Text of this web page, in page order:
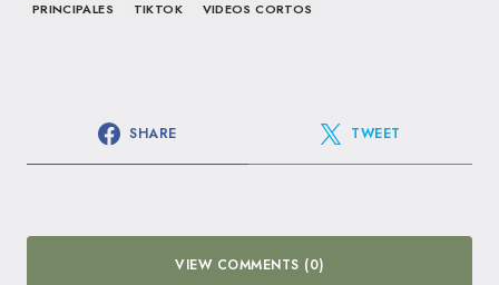
PRINCIPALES
TIKTOK VIDEOS CORTOS
SHARE TWEET
VIEW COMMENTS (0)